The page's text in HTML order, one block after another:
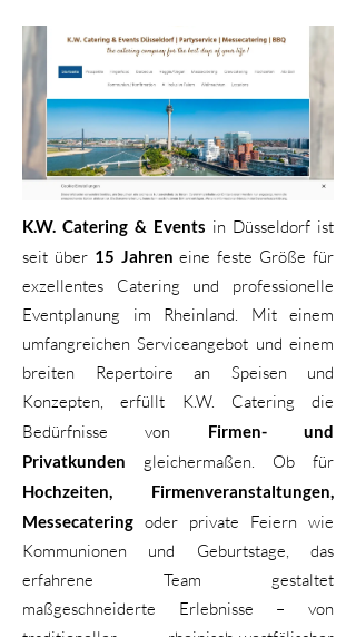
K.W. Catering & Events in Düsseldorf ist
seit über 15 Jahren eine feste Größe für
exzellentes Catering und professionelle
Eventplanung im Rheinland. Mit einem
umfangreichen Serviceangebot und einem
breiten Repertoire an Speisen und
Konzepten, erfüllt K.W. Catering die
Bedürfnisse von
Firmen- und
Privatkunden gleichermaßen. Ob für
Hochzeiten, Firmenveranstaltungen,
Messecatering oder private Feiern wie
Kommunionen und Geburtstage, das
erfahrene Team gestaltet
maßgeschneiderte Erlebnisse – von